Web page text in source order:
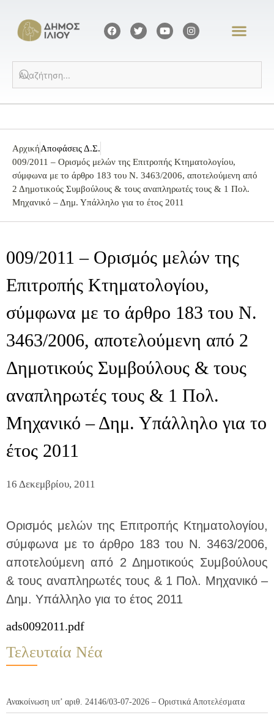
ΑρχικήΑποφάσεις Δ.Σ.
009/2011 – Ορισμός μελών της Επιτροπής Κτηματολογίου,
σύμφωνα με το άρθρο 183 του Ν. 3463/2006, αποτελούμενη από
2 Δημοτικούς Συμβούλους & τους αναπληρωτές τους & 1 Πολ.
Μηχανικό – Δημ. Υπάλληλο για το έτος 2011
009/2011 – Ορισμός μελών της
Επιτροπής Κτηματολογίου,
σύμφωνα με το άρθρο 183 του Ν.
3463/2006, αποτελούμενη από 2
Δημοτικούς Συμβούλους & τους
αναπληρωτές τους & 1 Πολ.
Μηχανικό – Δημ. Υπάλληλο για το
έτος 2011
16 Δεκεμβρίου, 2011
Ορισμός μελών της Επιτροπής Κτηματολογίου,
σύμφωνα με το άρθρο 183 του Ν. 3463/2006,
αποτελούμενη από 2 Δημοτικούς Συμβούλους
& τους αναπληρωτές τους & 1 Πολ. Μηχανικό –
Δημ. Υπάλληλο για το έτος 2011
ads0092011.pdf
Τελευταία Νέα
Ανακοίνωση υπ’ αριθ. 24146/03-07-2026 – Οριστικά Αποτελέσματα